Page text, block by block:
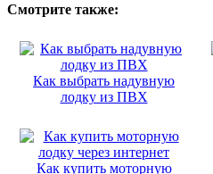
Смотрите также:
Как выбрать надувную
лодку из ПВХ
Как купить моторную